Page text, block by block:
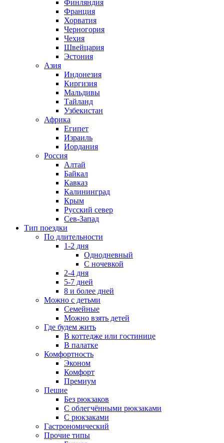
Финляндия
Франция
Хорватия
Черногория
Чехия
Швейцария
Эстония
Азия
Индонезия
Киргизия
Мальдивы
Тайланд
Узбекистан
Африка
Египет
Израиль
Иордания
Россия
Алтай
Байкал
Кавказ
Калининград
Крым
Русский север
Сев-Запад
Тип поездки
По длительности
1-2 дня
Однодневный
С ночевкой
2-4 дня
5-7 дней
8 и более дней
Можно с детьми
Семейные
Можно взять детей
Где будем жить
В коттедже или гостинице
В палатке
Комфортность
Эконом
Комфорт
Премиум
Пешие
Без рюкзаков
С облегчёнными рюкзаками
С рюкзаками
Гастрономический
Прочие типы